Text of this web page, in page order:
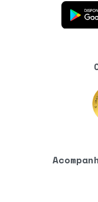
Baixe o